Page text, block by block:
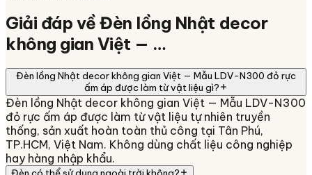
Giải đáp vềĐèn lồng Nhật decor
không gian Việt — …
Đèn lồng Nhật decor không gian Việt — Mẫu LDV-N300 đỏ rực
ấm áp được làm từ vật liệu gì?
Đèn lồng Nhật decor không gian Việt — Mẫu LDV-N300
đỏ rực ấm áp được làm từ vật liệu tự nhiên truyền
thống, sản xuất hoàn toàn thủ công tại Tân Phú,
TP.HCM, Việt Nam. Không dùng chất liệu công nghiệp
hay hàng nhập khẩu.